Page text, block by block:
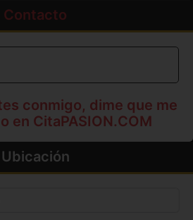
Contacto
conmigo, dime que me
en CitaPASION.COM
Ubicación